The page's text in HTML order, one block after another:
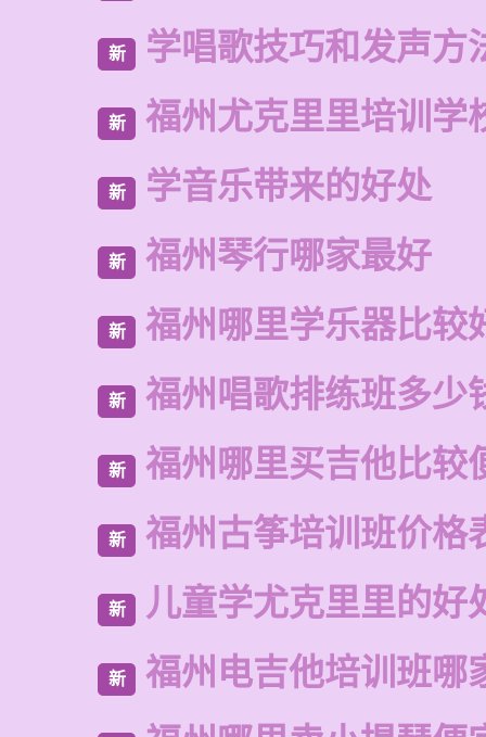
新 学唱歌技巧和发声方
新 福州尤克里里培训学
新 学音乐带来的好处
新 福州琴行哪家最好
新 福州哪里学乐器比较
新 福州唱歌排练班多少
新 福州哪里买吉他比较
新 福州古筝培训班价格
新 儿童学尤克里里的好
新 福州电吉他培训班哪